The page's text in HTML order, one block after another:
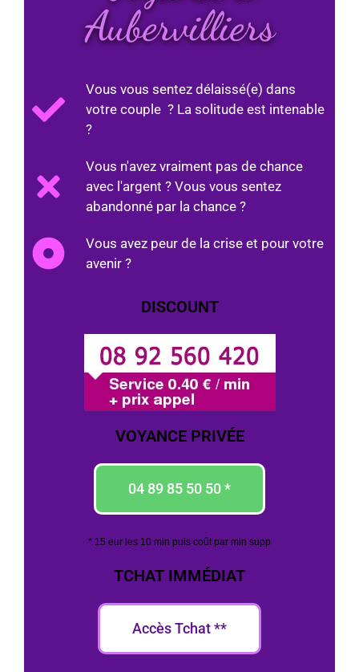
Aubervilliers
Vous vous sentez délaissé(e) dans
votre couple ? La solitude est intenable
?
Vous n'avez vraiment pas de chance
avec l'argent ? Vous vous sentez
abandonné par la chance ?
Vous avez peur de la crise et pour votre
avenir ?
DISCOUNT
VOYANCE PRIVÉE
04 89 85 50 50 *
* 15 eur les 10 min puis coût par min supp
TCHAT IMMÉDIAT
Accès Tchat **